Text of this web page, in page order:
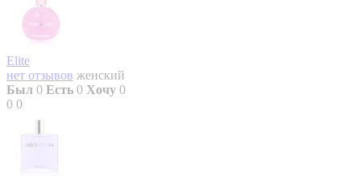
Elite
нет отзывов женский
Был 0 Есть 0 Хочу 0
0 0